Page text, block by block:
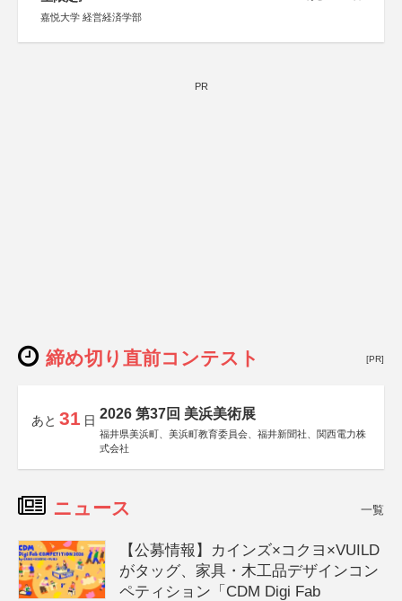
嘉悦大学 経営経済学部
PR
締め切り直前コンテスト [PR]
あと 31 日 2026 第37回 美浜美術展
福井県美浜町、美浜町教育委員会、福井新聞社、関西電力株
式会社
ニュース 一覧
【公募情報】カインズ×コクヨ×VUILD
がタッグ、家具・木工品デザインコン
ペティション「CDM Digi Fab